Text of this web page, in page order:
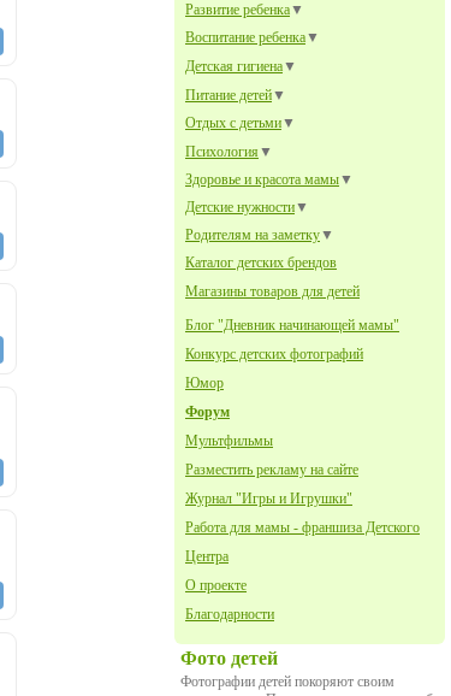
Развитие ребенка▼
Воспитание ребенка▼
Детская гигиена▼
Питание детей▼
Отдых с детьми▼
Психология ▼
Здоровье и красота мамы▼
Детские нужности▼
Родителям на заметку▼
Каталог детских брендов
Магазины товаров для детей
Блог "Дневник начинающей мамы"
Конкурс детских фотографий
Юмор
Форум
Мультфильмы
Разместить рекламу на сайте
Журнал "Игры и Игрушки"
Работа для мамы - франшиза Детского
Центра
О проекте
Благодарности
Фото детей
Фотографии детей покоряют своим